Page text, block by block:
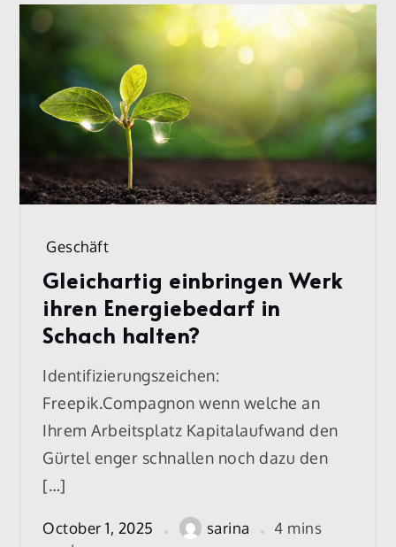
Geschäft
Gleichartig einbringen Werk
ihren Energiebedarf in
Schach halten?
Identifizierungszeichen:
Freepik.Compagnon wenn welche an
Ihrem Arbeitsplatz Kapitalaufwand den
Gürtel enger schnallen noch dazu den
[…]
October 1, 2025 sarina
4 mins